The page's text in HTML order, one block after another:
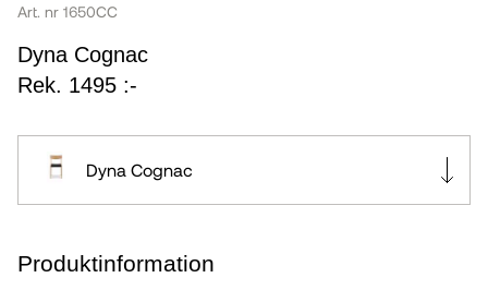
Art. nr 1650CC
Dyna Cognac
Rek. 1495 :-
Dyna Cognac
Produktinformation